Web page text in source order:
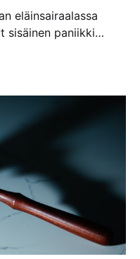
eläinsairaalassa
sisäinen paniikki
että
maksimointiin
Eläimet
ja että